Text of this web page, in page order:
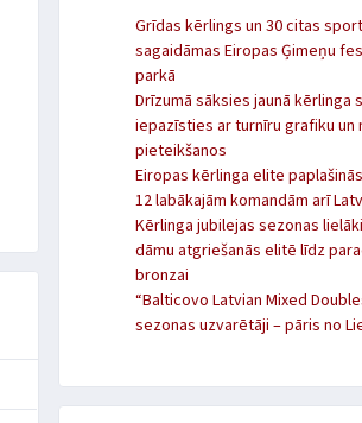
Grīdas kērlings un 30 citas
sagaidāmas Eiropas Ģimeņu
parkā
Drīzumā sāksies jaunā kērlinga
iepazīsties ar turnīru grafiku un
pieteikšanos
Eiropas kērlinga elite
12 labākajām komandām arī
Kērlinga jubilejas sezonas
dāmu atgriešanās elitē līdz
bronzai
“Balticovo Latvian Mixed
sezonas uzvarētāji – pāris no